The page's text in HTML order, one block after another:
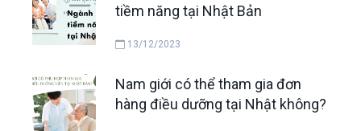
tiềm năng tại Nhật Bản
13/12/2023
Nam giới có thể tham gia đơn
hàng điều dưỡng tại Nhật không?